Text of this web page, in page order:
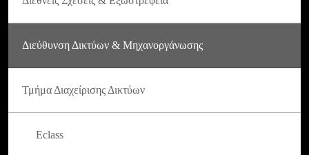
Διεύθυνση Δικτύων & Μηχανοργάνωσης
Τμήμα Διαχείρισης Δικτύων
Eclass